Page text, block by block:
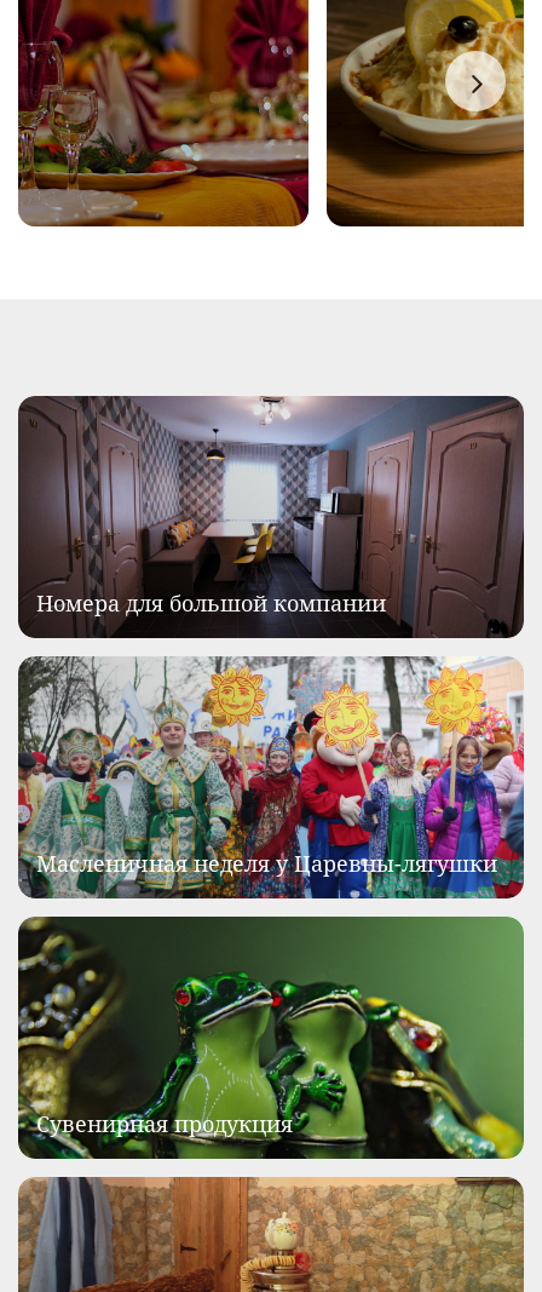
Номера для большой компании
Масленичная неделя у Царевны-лягушки
Сувенирная продукция